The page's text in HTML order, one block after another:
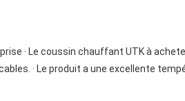
· Le coussin chauffant UTK à
· Le produit a une excellente